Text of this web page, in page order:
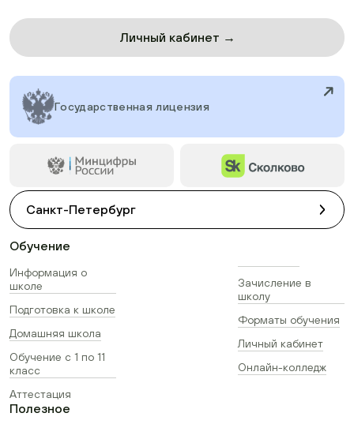
Личный кабинет →
Государственная лицензия
Санкт-Петербург
Обучение
Информация о
школе
Подготовка к школе
Домашняя школа
Обучение с 1 по 11
класс
Аттестация
Зачисление в
школу
Форматы обучения
Личный кабинет
Онлайн-колледж
Полезное